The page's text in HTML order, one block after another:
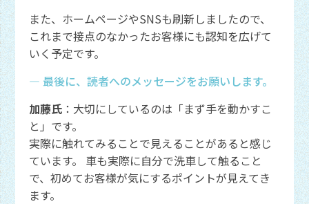
また、ホームページやSNSも刷新しましたので、
これまで接点のなかったお客様にも認知を広げて
いく予定です。
― 最後に、読者へのメッセージをお願いします。
加藤氏：大切にしているのは「まず手を動かすこ
と」です。
実際に触れてみることで見えることがあると感じ
ています。 車も実際に自分で洗車して触ること
で、初めてお客様が気にするポイントが見えてき
ます。